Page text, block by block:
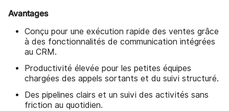
Avantages
Conçu pour une exécution rapide des ventes grâce
à des fonctionnalités de communication intégrées
au CRM.
Productivité élevée pour les petites équipes
chargées des appels sortants et du suivi structuré.
Des pipelines clairs et un suivi des activités sans
friction au quotidien.